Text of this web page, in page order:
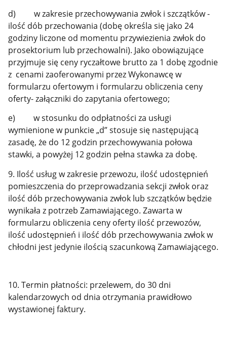
d) w zakresie przechowywania zwłok i szczątków -
ilość dób przechowania (dobę określa się jako 24
godziny liczone od momentu przywiezienia zwłok do
prosektorium lub przechowalni). Jako obowiązujące
przyjmuje się ceny ryczałtowe brutto za 1 dobę zgodnie
z cenami zaoferowanymi przez Wykonawcę w
formularzu ofertowym i formularzu obliczenia ceny
oferty- załączniki do zapytania ofertowego;
e) w stosunku do odpłatności za usługi
wymienione w punkcie „d” stosuje się następującą
zasadę, że do 12 godzin przechowywania połowa
stawki, a powyżej 12 godzin pełna stawka za dobę.
9. Ilość usług w zakresie przewozu, ilość udostępnień
pomieszczenia do przeprowadzania sekcji zwłok oraz
ilość dób przechowywania zwłok lub szczątków będzie
wynikała z potrzeb Zamawiającego. Zawarta w
formularzu obliczenia ceny oferty ilość przewozów,
ilość udostępnień i ilość dób przechowywania zwłok w
chłodni jest jedynie ilością szacunkową Zamawiającego.
10. Termin płatności: przelewem, do 30 dni
kalendarzowych od dnia otrzymania prawidłowo
wystawionej faktury.